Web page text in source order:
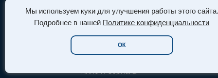
Мы используем куки для улучшения работы этого сайта.
Подробнее в нашей Политике конфиденциальности
ОК
Рубрики
Новости & СМИ
Культура и Арт
Кино и Сериалы